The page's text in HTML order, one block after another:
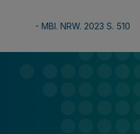
- MBl. NRW. 2023 S. 510